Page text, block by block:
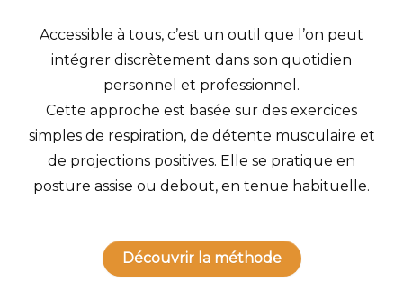
Accessible à tous, c’est un outil que l’on peut
intégrer discrètement dans son quotidien
personnel et professionnel.
Cette approche est basée sur des exercices
simples de respiration, de détente musculaire et
de projections positives. Elle se pratique en
posture assise ou debout, en tenue habituelle.
Découvrir la méthode